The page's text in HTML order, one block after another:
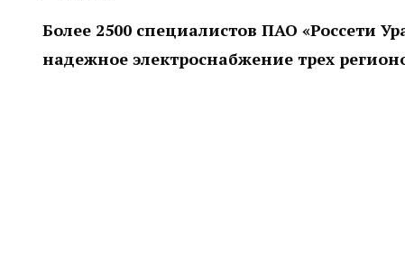
Более 2500 специалистов ПАО «Россети
надежное электроснабжение трех